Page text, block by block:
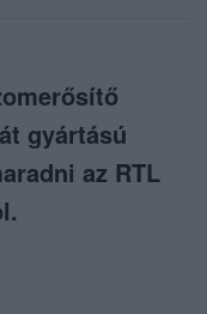
gyártású
az RTL